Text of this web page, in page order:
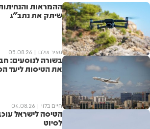
ההמראות
שיתק את נתב"ג
מאיר שלם 05.08.26
בשורה לנוסעים:
את הטיסות ליעד
חיים בלוי 04.08.26
הטיסה לישראל
לסיוט